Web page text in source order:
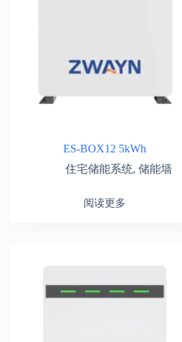
ES-BOX12 5kWh
住宅储能系统, 储能墙
阅读更多